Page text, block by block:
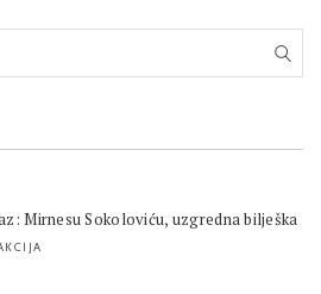
Mirnesu Sokoloviću, uzgredna bilješka